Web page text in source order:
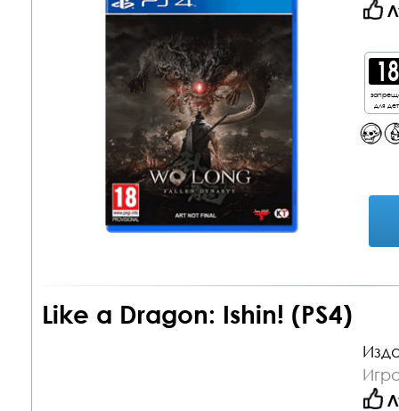
для
Like a Dragon: Ishin! (PS4)